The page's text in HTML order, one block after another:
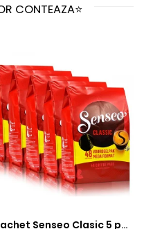
CONTEAZA⭐
Pachet Senseo Clasic 5 pungi x 48 paduri